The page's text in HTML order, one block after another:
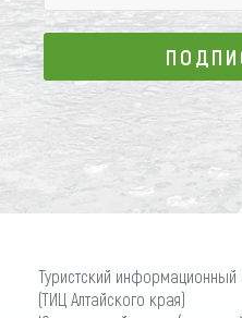
Туристский информационный
(ТИЦ Алтайского края)